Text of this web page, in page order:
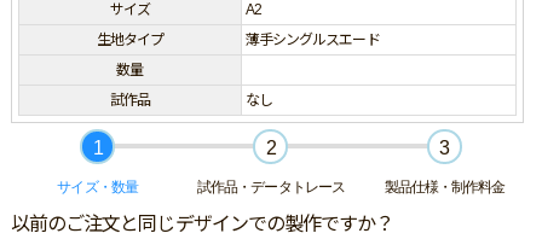
サイズ
A2
生地タイプ
薄手シングルスエード
数量
試作品
なし
1
サイズ・数量
2
試作品・データトレース
3
製品仕様・制作料金
以前のご注文と同じデザインでの製作ですか？